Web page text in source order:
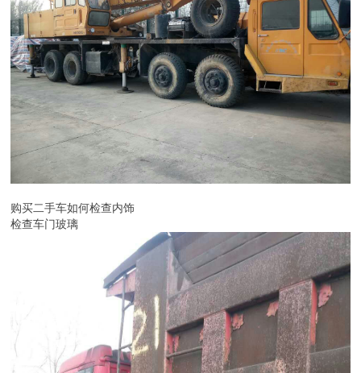
购买二手车如何检查内饰
检查车门玻璃